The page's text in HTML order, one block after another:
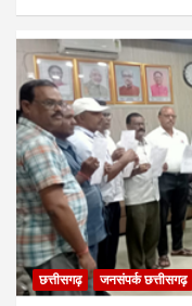
छत्तीसगढ़ जनसंपर्क छत्तीसगढ़